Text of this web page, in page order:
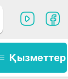
Қызметтер